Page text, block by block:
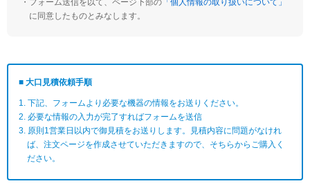
・フォーム送信を以て、ページ下部の 「個人情報の取り扱いについて」
に同意したものとみなします。
■ 大口見積依頼手順
1. 下記、フォームより必要な機器の情報をお送りください。
2. 必要な情報の入力が完了すればフォームを送信
3. 原則1営業日以内で御見積をお送りします。見積内容に問題がなけれ
ば、注文ページを作成させていただきますので、そちらからご購入く
ださい。